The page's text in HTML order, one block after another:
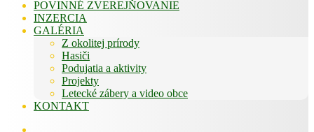
POVINNÉ ZVEREJŇOVANIE
INZERCIA
GALÉRIA
Z okolitej prírody
Hasiči
Podujatia a aktivity
Projekty
Letecké zábery a video obce
KONTAKT